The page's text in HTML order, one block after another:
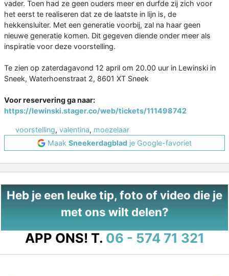
vader. Toen had ze geen ouders meer en durfde zij zich voor
het eerst te realiseren dat ze de laatste in lijn is, de
hekkensluiter. Met een generatie voorbij, zal na haar geen
nieuwe generatie komen. Dit gegeven diende onder meer als
inspiratie voor deze voorstelling.
Te zien op zaterdagavond 12 april om 20.00 uur in Lewinski in
Sneek, Waterhoenstraat 2, 8601 XT Sneek
Voor reservering ga naar:
https://lewinski.stager.co/web/tickets/111498742
voorstelling, valentina, moezelaar
Maak Sneekerdagblad je Google-favoriet
Heb je een leuke tip, foto of video die je
met ons wilt delen?
APP ONS! T. 06 - 574 71 321